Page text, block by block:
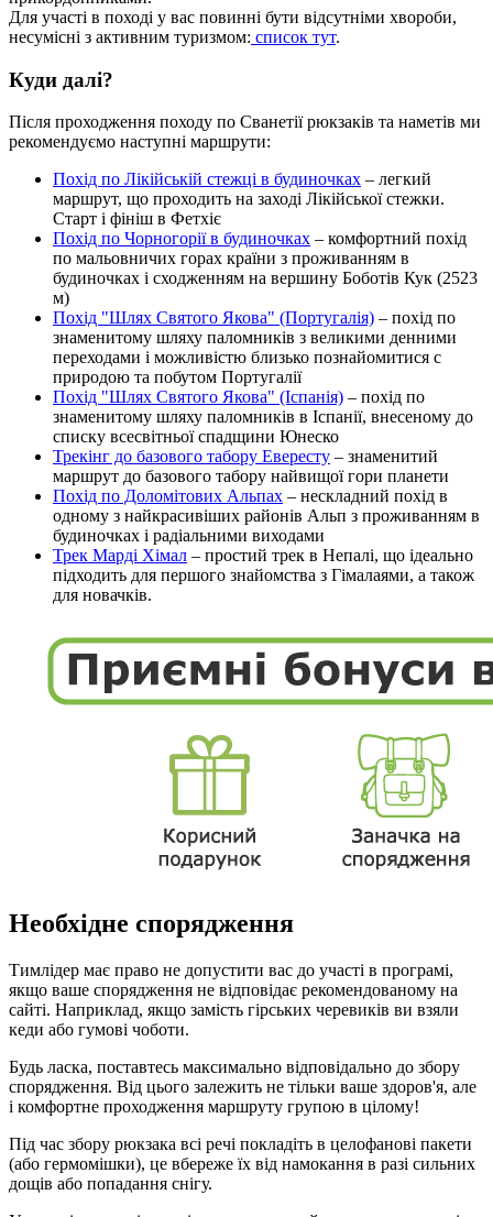
Для участі в поході у вас повинні бути відсутніми хвороби,
несумісні з активним туризмом: список тут.
Куди далі?
Після проходження походу по Сванетії рюкзаків та наметів ми
рекомендуємо наступні маршрути:
Похід по Лікійській стежці в будиночках – легкий
маршрут, що проходить на заході Лікійської стежки.
Старт і фініш в Фетхіє
Похід по Чорногорії в будиночках – комфортний похід
по мальовничих горах країни з проживанням в
будиночках і сходженням на вершину Боботів Кук (2523
м)
Похід "Шлях Святого Якова" (Португалія) – похід по
знаменитому шляху паломників з великими денними
переходами і можливістю близько познайомитися с
природою та побутом Португалії
Похід "Шлях Святого Якова" (Іспанія) – похід по
знаменитому шляху паломників в Іспанії, внесеному до
списку всесвітньої спадщини Юнеско
Трекінг до базового табору Евересту – знаменитий
маршрут до базового табору найвищої гори планети
Похід по Доломітових Альпах – нескладний похід в
одному з найкрасивіших районів Альп з проживанням в
будиночках і радіальними виходами
Трек Марді Хімал – простий трек в Непалі, що ідеально
підходить для першого знайомства з Гімалаями, а також
для новачків.
Необхідне спорядження
Тимлідер має право не допустити вас до участі в програмі,
якщо ваше спорядження не відповідає рекомендованому на
сайті. Наприклад, якщо замість гірських черевиків ви взяли
кеди або гумові чоботи.
Будь ласка, поставтесь максимально відповідально до збору
спорядження. Від цього залежить не тільки ваше здоров'я, але
і комфортне проходження маршруту групою в цілому!
Під час збору рюкзака всі речі покладіть в целофанові пакети
(або гермомішки), це вбереже їх від намокання в разі сильних
дощів або попадання снігу.